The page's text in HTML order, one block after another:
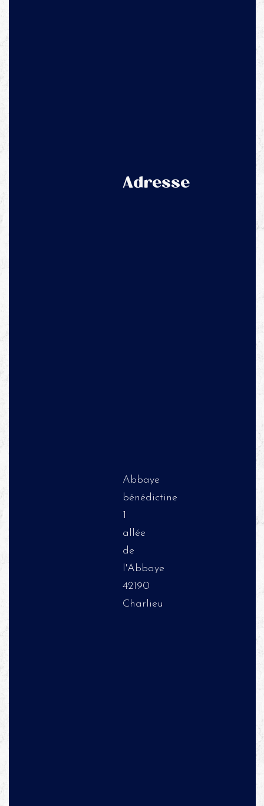
Adresse
Abbaye
bénédictine
1
allée
de
l'Abbaye
42190
Charlieu